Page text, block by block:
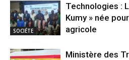
SOCIÉTE
Technologies :
Kumy » née
agricole
Ministère des